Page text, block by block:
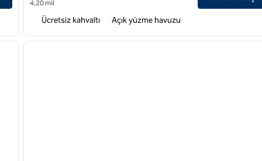
4,20 mil
Ücretsiz kahvaltı Açık yüzme havuzu
sonraki görsel
1 / 13